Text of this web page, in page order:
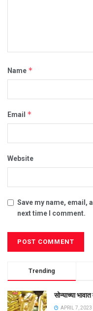
Name *
Email *
Website
Save my name, email,
next time I comment.
Trending
सोन्याच्या
APRIL 7, 2023